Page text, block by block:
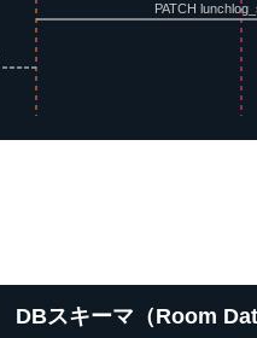
PATCH
DBスキーマ（Room